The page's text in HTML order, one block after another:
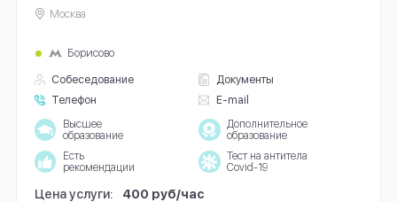
Собеседование
Документы
Телефон
E-mail
Москва
Борисово
Высшее
образование
Дополнительное
образование
Есть
рекомендации
Тест на антитела
Covid-19
Цена услуги:
400 руб/час